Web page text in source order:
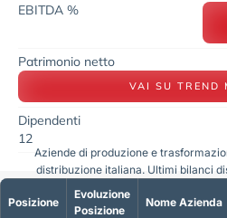
EBITDA %
Patrimonio netto
VAI SU TREND
Dipendenti
12
Posizione
Evoluzione
Posizione
Nome Azienda
Aziende di produzione e
distribuzione italiana. Ultimi bilanci